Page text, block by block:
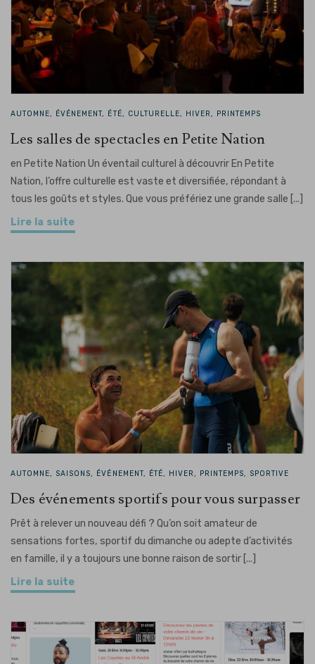
AUTOMNE, ÉVÉNEMENT, ÉTÉ, CULTURELLE, HIVER, PRINTEMPS
Les salles de spectacles en Petite Nation
en Petite Nation Un éventail culturel à découvrir En Petite
Nation, l’offre culturelle est vaste et diversifiée, répondant à
tous les goûts et styles. Que vous préfériez une grande salle [...]
Lire la suite
AUTOMNE, SAISONS, ÉVÉNEMENT, ÉTÉ, HIVER, PRINTEMPS, SPORTIVE
Des événements sportifs pour vous surpasser
Prêt à relever un nouveau défi ? Qu’on soit amateur de
sensations fortes, sportif du dimanche ou adepte d’activités
en famille, il y a toujours une bonne raison de sortir [...]
Lire la suite